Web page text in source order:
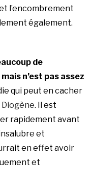
l’encombrement
également.
de
n’est pas assez
qui peut en cacher
. Il est
rapidement avant
et
en effet avoir
et